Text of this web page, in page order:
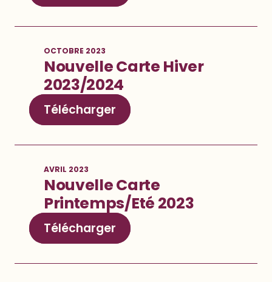
OCTOBRE 2023
Nouvelle Carte Hiver
2023/2024
Télécharger
AVRIL 2023
Nouvelle Carte
Printemps/Eté 2023
Télécharger